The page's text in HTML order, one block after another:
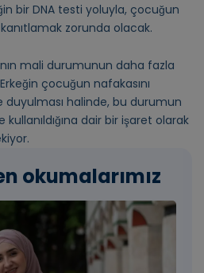
bir DNA testi yoluyla, çocuğun
zorunda olacak.
mali durumunun daha fazla
çocuğun nafakasını
halinde, bu durumun
dair bir işaret olarak
okumalarımız